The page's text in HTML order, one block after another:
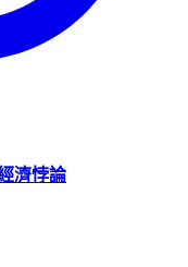
濟悖論